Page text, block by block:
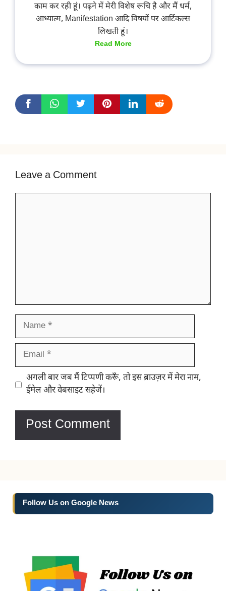
काम कर रही हूं। पढ़ने में मेरी विशेष रूचि है और मैं धर्म,
आध्यात्म, Manifestation आदि विषयों पर आर्टिकल्स
लिखती हूं।
Read More
Leave a Comment
Name
Email
Website
अगली बार जब मैं टिप्पणी करूँ, तो इस ब्राउज़र में मेरा नाम,
ईमेल और वेबसाइट सहेजें।
Follow Us on Google News